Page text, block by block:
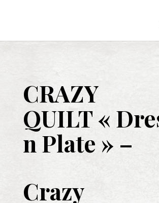
CRAZY
QUILT«
n Plate » –
Crazy